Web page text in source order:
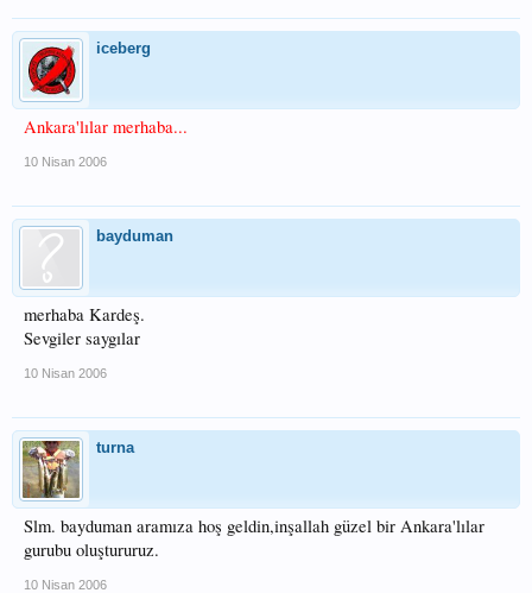
iceberg
Ankara'lılar merhaba...
10 Nisan 2006
bayduman
merhaba Kardeş.
Sevgiler saygılar
10 Nisan 2006
turna
Slm. bayduman aramıza hoş geldin,inşallah güzel bir Ankara'lılar
gurubu oluştururuz.
10 Nisan 2006